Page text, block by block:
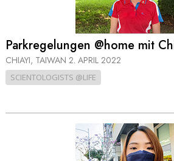
Parkregelungen @home mit
CHIAYI, TAIWAN 2. APRIL 2022
SCIENTOLOGISTS @LIFE